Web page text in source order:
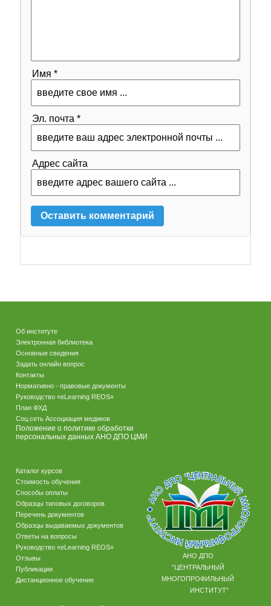
Имя *
Эл. почта *
Адрес сайта
Об институте
Электронная библиотека
Основные сведения
Задать онлайн вопрос
Контакты
Нормативно - правовые документы
Руководство «eLearning REOS»
План ФХД
Соц.сеть Ассоциация медиков
Положение о политике обработки
персональных данных АНО ДПО ЦМИ
Каталог курсов
Стоимость обучения
Способы оплаты
Образцы типовых договоров
Перечень документов
Образцы выдаваемых документов
Ответы на вопросы
Руководство «eLearning REOS»
Отзывы
Публикации
Дистанционное обучение
АНО ДПО
“ЦЕНТРАЛЬНЫЙ
МНОГОПРОФИЛЬНЫЙ
ИНСТИТУТ”